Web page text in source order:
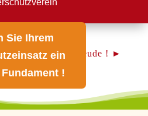
Sie Ihrem
ein
!
Teilen macht Freude ! ►